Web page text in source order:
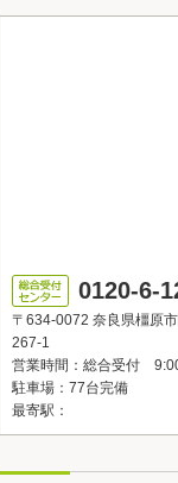
0120-6-
〒634-0072 奈良県橿原
267-1
営業時間：総合受付
駐車場：77台完備
最寄駅：